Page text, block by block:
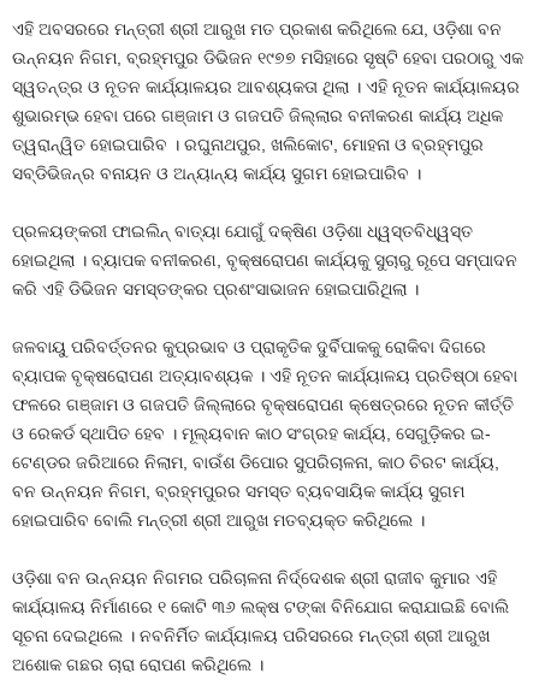
ଏହି ଅବସରରେ ମନ୍ତ୍ରୀ ଶ୍ରୀ ଆରୁଖ ମତ ପ୍ରକାଶ କରିଥିଲେ ଯେ, ଓଡ଼ିଶା ବନ
ଉନ୍ନୟନ ନିଗମ, ବ୍ରହ୍ମପୁର ଡିଭିଜନ ୧୯୭୭ ମସିହାରେ ସୃଷ୍ଟି ହେବା ପରଠାରୁ ଏକ
ସ୍ୱତନ୍ତ୍ର ଓ ନୂତନ କାର୍ଯ୍ୟାଳୟର ଆବଶ୍ୟକତା ଥିଲା । ଏହି ନୂତନ କାର୍ଯ୍ୟାଳୟର
ଶୁଭାରମ୍ଭ ହେବା ପରେ ଗଞ୍ଜାମ ଓ ଗଜପତି ଜିଲ୍ଲାର ବନୀକରଣ କାର୍ଯ୍ୟ ଅଧିକ
ତ୍ୱରାନ୍ୱିତ ହୋଇପାରିବ । ରଘୁନାଥପୁର, ଖଲିକୋଟ, ମୋହନା ଓ ବ୍ରହ୍ମପୁର
ସବ୍‌ଡିଭିଜନ୍‌ର ବନାୟନ ଓ ଅନ୍ୟାନ୍ୟ କାର୍ଯ୍ୟ ସୁଗମ ହୋଇପାରିବ ।
ପ୍ରଳୟଙ୍କରୀ ଫାଇଲିନ୍‌ ବାତ୍ୟା ଯୋଗୁଁ ଦକ୍ଷିଣ ଓଡ଼ିଶା ଧ୍ୱସ୍ତବିଧ୍ୱସ୍ତ
ହୋଇଥିଲା । ବ୍ୟାପକ ବନୀକରଣ, ବୃକ୍ଷରୋପଣ କାର୍ଯ୍ୟକୁ ସୁଚାରୁ ରୂପେ ସମ୍ପାଦନ
କରି ଏହି ଡିଭିଜନ ସମସ୍ତଙ୍କର ପ୍ରଶଂସାଭାଜନ ହୋଇପାରିଥିଲା ।
ଜଳବାୟୁ ପରିବର୍ତ୍ତନର କୁପ୍ରଭାବ ଓ ପ୍ରାକୃତିକ ଦୁର୍ବିପାକକୁ ରୋକିବା ଦିଗରେ
ବ୍ୟାପକ ବୃକ୍ଷରୋପଣ ଅତ୍ୟାବଶ୍ୟକ । ଏହି ନୂତନ କାର୍ଯ୍ୟାଳୟ ପ୍ରତିଷ୍ଠା ହେବା
ଫଳରେ ଗଞ୍ଜାମ ଓ ଗଜପତି ଜିଲ୍ଲାରେ ବୃକ୍ଷରୋପଣ କ୍ଷେତ୍ରରେ ନୂତନ କୀର୍ତ୍ତି
ଓ ରେକର୍ଡ ସ୍ଥାପିତ ହେବ । ମୂଲ୍ୟବାନ କାଠ ସଂଗ୍ରହ କାର୍ଯ୍ୟ, ସେଗୁଡ଼ିକର ଇ-
ଟେଣ୍ଡର ଜରିଆରେ ନିଲାମ, ବାଉଁଶ ଡିପୋର ସୁପରିଚାଳନା, କାଠ ଚିରଟ କାର୍ଯ୍ୟ,
ବନ ଉନ୍ନୟନ ନିଗମ, ବ୍ରହ୍ମପୁରର ସମସ୍ତ ବ୍ୟବସାୟିକ କାର୍ଯ୍ୟ ସୁଗମ
ହୋଇପାରିବ ବୋଲି ମନ୍ତ୍ରୀ ଶ୍ରୀ ଆରୁଖ ମତବ୍ୟକ୍ତ କରିଥିଲେ ।
ଓଡ଼ିଶା ବନ ଉନ୍ନୟନ ନିଗମର ପରିଚାଳନା ନିର୍ଦ୍ଦେଶକ ଶ୍ରୀ ରାଜୀବ କୁମାର ଏହି
କାର୍ଯ୍ୟାଳୟ ନିର୍ମାଣରେ ୧ କୋଟି ୩୬ ଲକ୍ଷ ଟଙ୍କା ବିନିଯୋଗ କରାଯାଇଛି ବୋଲି
ସୂଚନା ଦେଇଥିଲେ । ନବନିର୍ମିତ କାର୍ଯ୍ୟାଳୟ ପରିସରରେ ମନ୍ତ୍ରୀ ଶ୍ରୀ ଆରୁଖ
ଅଶୋକ ଗଛର ଚାରା ରୋପଣ କରିଥିଲେ ।